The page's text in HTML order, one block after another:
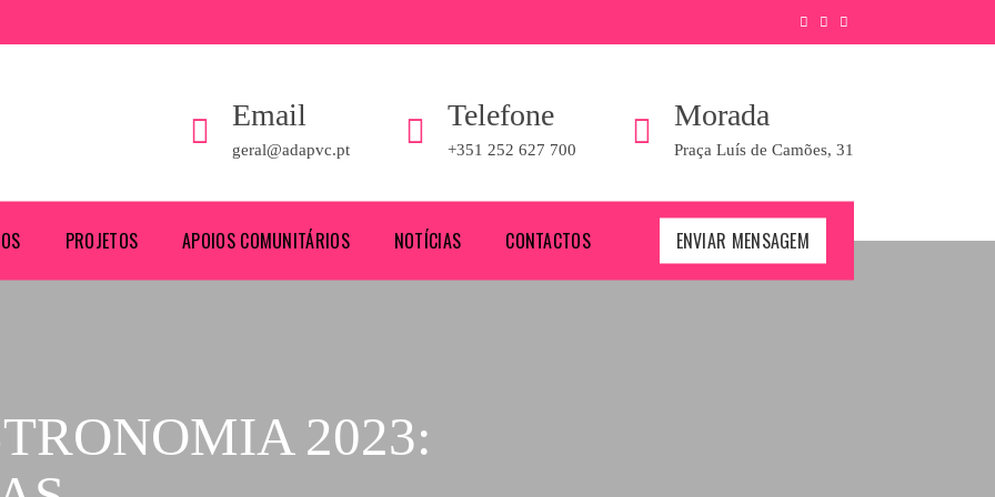
Email
geral@adapvc.pt
Telefone
+351 252 627 700
Morada
Praça Luís de Camões, 31
PROJETOS APOIOS COMUNITÁRIOS NOTÍCIAS CONTACTOS ENVIAR MENSAGEM
2023: